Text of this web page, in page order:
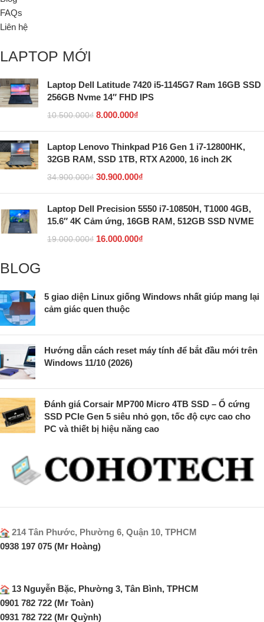
FAQs
Liên hệ
LAPTOP MỚI
Laptop Dell Latitude 7420 i5-1145G7 Ram 16GB SSD
256GB Nvme 14″ FHD IPS
10.500.000₫ 8.000.000₫
Laptop Lenovo Thinkpad P16 Gen 1 i7-12800HK,
32GB RAM, SSD 1TB, RTX A2000, 16 inch 2K
34.900.000₫ 30.900.000₫
Laptop Dell Precision 5550 i7-10850H, T1000 4GB,
15.6″ 4K Cảm ứng, 16GB RAM, 512GB SSD NVME
19.000.000₫ 16.000.000₫
BLOG
5 giao diện Linux giống Windows nhất giúp mang lại
cảm giác quen thuộc
Hướng dẫn cách reset máy tính để bắt đầu mới trên
Windows 11/10 (2026)
Đánh giá Corsair MP700 Micro 4TB SSD – Ổ cứng
SSD PCIe Gen 5 siêu nhỏ gọn, tốc độ cực cao cho
PC và thiết bị hiệu năng cao
214 Tân Phước, Phường 6, Quận 10, TPHCM
0938 197 075 (Mr Hoàng)
13 Nguyễn Bặc, Phường 3, Tân Bình, TPHCM
0901 782 722 (Mr Toàn)
0931 782 722 (Mr Quỳnh)